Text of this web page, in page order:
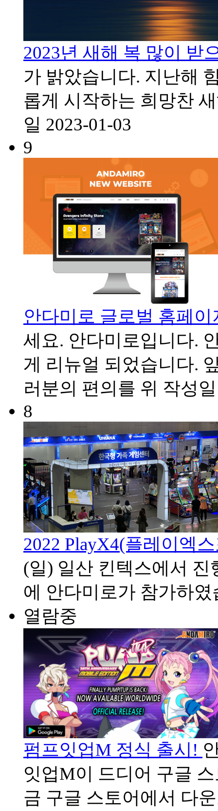
2023년 새해 복 많이 받
가 밝았습니다. 지난해
롭게 시작하는 희망찬
일 2023-01-03
9
안다미로 글로벌 홈페
세요. 안다미로입니다.
게 리뉴얼 되었습니다.
러분의 편의를 위 작성일
8
2022 PlayX4(플레이엑
(일) 일산 킨텍스에서 진
에 안다미로가 참가하였
열람중
펌프잇업M 정식 출시!
잇업M이 드디어 구글
금 구글 스토어에서 다